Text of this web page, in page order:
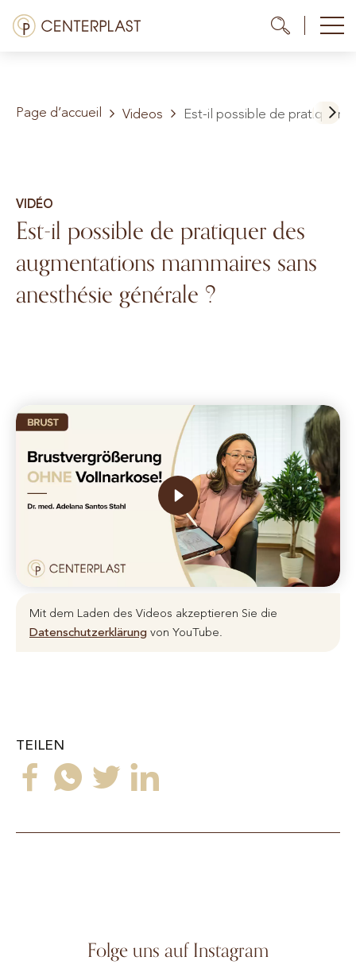
Aller
auMenü
À propos de nous
Contact
FR
Page d’accueil Videos Est-il possible de pratiquer
VIDÉO
Est-il possible de pratiquer des
augmentations mammaires sans
anesthésie générale ?
Mit dem Laden des Videos akzeptieren Sie die
Datenschutzerklärung von YouTube.
TEILEN
Folge uns auf Instagram